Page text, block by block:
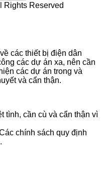
Rights Reserved
các thiết bị điện dân
các dự án xa, nên cần
các dự án trong và
và cẩn thận.
tình, cần cù và cẩn thận vì
chính sách quy định